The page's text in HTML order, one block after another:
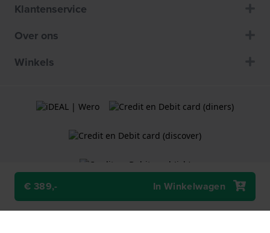
€ 389,- In Winkelwagen
Klantenservice
Over ons
Winkels